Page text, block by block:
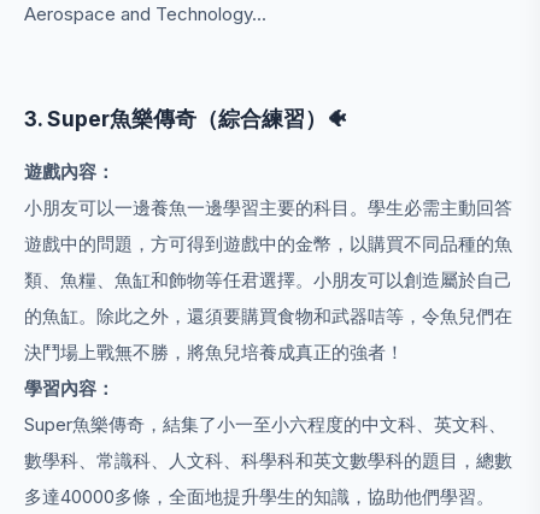
Aerospace and Technology...
3. Super魚樂傳奇（綜合練習）🐠
遊戲內容：
小朋友可以一邊養魚一邊學習主要的科目。學生必需主動回答
遊戲中的問題，方可得到遊戲中的金幣，以購買不同品種的魚
類、魚糧、魚缸和飾物等任君選擇。小朋友可以創造屬於自己
的魚缸。除此之外，還須要購買食物和武器咭等，令魚兒們在
決鬥場上戰無不勝，將魚兒培養成真正的強者！
學習內容：
Super魚樂傳奇，結集了小一至小六程度的中文科、英文科、
數學科、常識科、人文科、科學科和英文數學科的題目，總數
多達40000多條，全面地提升學生的知識，協助他們學習。